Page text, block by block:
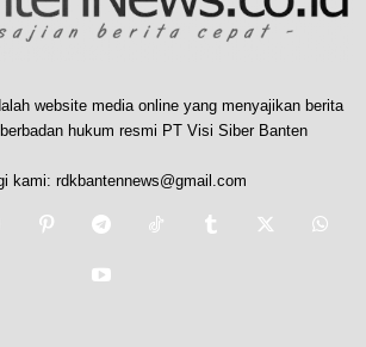
website media online yang menyajikan berita
hukum resmi PT Visi Siber Banten
kami: rdkbantennews@gmail.com